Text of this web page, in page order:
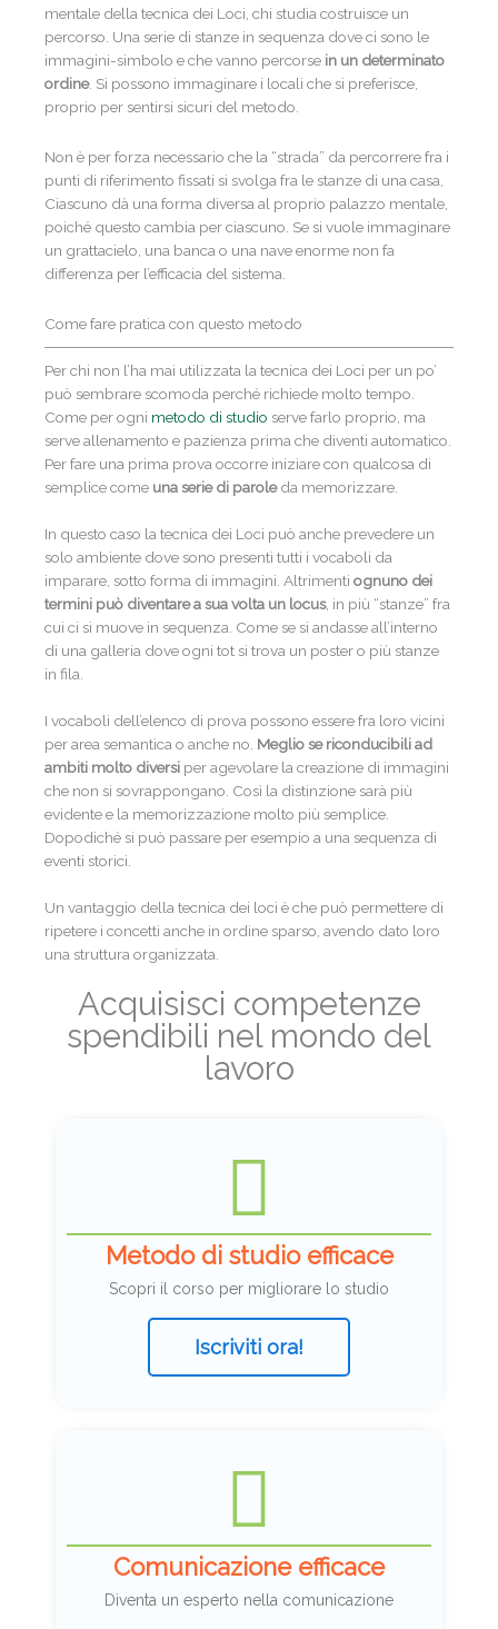
mentale della tecnica dei Loci, chi studia costruisce un
percorso. Una serie di stanze in sequenza dove ci sono le
immagini-simbolo e che vanno percorse in un determinato
ordine. Si possono immaginare i locali che si preferisce,
proprio per sentirsi sicuri del metodo.
Non è per forza necessario che la “strada” da percorrere fra i
punti di riferimento fissati si svolga fra le stanze di una casa,
Ciascuno dà una forma diversa al proprio palazzo mentale,
poiché questo cambia per ciascuno. Se si vuole immaginare
un grattacielo, una banca o una nave enorme non fa
differenza per l’efficacia del sistema.
Come fare pratica con questo metodo
Per chi non l’ha mai utilizzata la tecnica dei Loci per un po’
può sembrare scomoda perché richiede molto tempo.
Come per ogni metodo di studio serve farlo proprio, ma
serve allenamento e pazienza prima che diventi automatico.
Per fare una prima prova occorre iniziare con qualcosa di
semplice come una serie di paroleda memorizzare.
In questo caso la tecnica dei Loci può anche prevedere un
solo ambiente dove sono presenti tutti i vocaboli da
imparare, sotto forma di immagini. Altrimenti ognuno dei
termini può diventare a sua volta un locus, in più “stanze” fra
cui ci si muove in sequenza. Come se si andasse all’interno
di una galleria dove ogni tot si trova un poster o più stanze
in fila.
I vocaboli dell’elenco di prova possono essere fra loro vicini
per area semantica o anche no. Meglio se riconducibili ad
ambiti molto diversi per agevolare la creazione di immagini
che non si sovrappongano. Così la distinzione sarà più
evidente e la memorizzazione molto più semplice.
Dopodiché si può passare per esempio a una sequenza di
eventi storici.
Un vantaggio della tecnica dei loci è che può permettere di
ripetere i concetti anche in ordine sparso, avendo dato loro
una struttura organizzata.
Acquisisci competenze
spendibili nel mondo del
lavoro
Metodo di studio efficace
Scopri il corso per migliorare lo studio
Iscriviti ora!
Comunicazione efficace
Diventa un esperto nella comunicazione